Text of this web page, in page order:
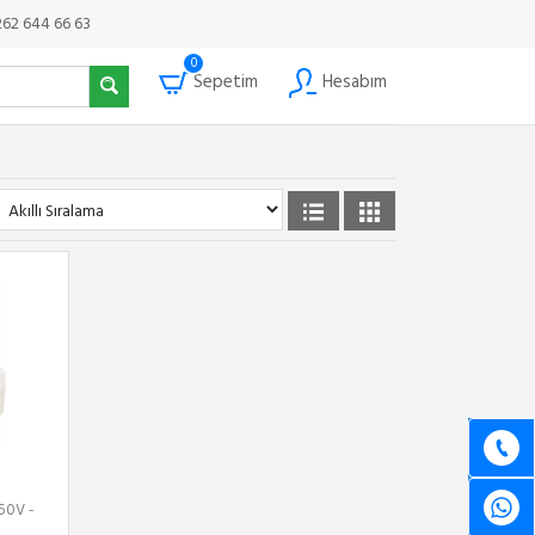
644 66 63
0
Sepetim Hesabım
-